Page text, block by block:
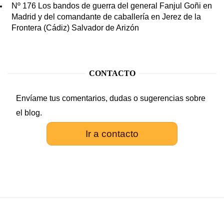
Nº 176 Los bandos de guerra del general Fanjul Goñi en
Madrid y del comandante de caballería en Jerez de la
Frontera (Cádiz) Salvador de Arizón
CONTACTO
Envíame tus comentarios, dudas o sugerencias sobre
el blog.
Ir a contacto